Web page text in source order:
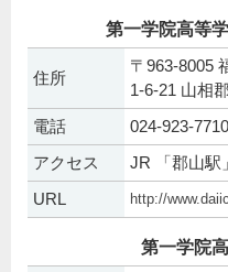
第一学院高等
住所
〒963-8005
1-6-21 山相
電話
024-923-7710
アクセス
JR 「郡山駅
URL
http://
第一学院